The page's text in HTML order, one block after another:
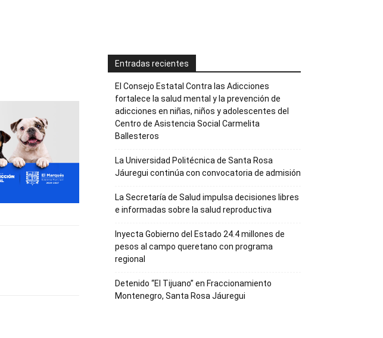
Entradas recientes
El Consejo Estatal Contra las Adicciones
fortalece la salud mental y la prevención de
adicciones en niñas, niños y adolescentes del
Centro de Asistencia Social Carmelita
Ballesteros
La Universidad Politécnica de Santa Rosa
Jáuregui continúa con convocatoria de admisión
La Secretaría de Salud impulsa decisiones libres
e informadas sobre la salud reproductiva
Inyecta Gobierno del Estado 24.4 millones de
pesos al campo queretano con programa
regional
Detenido “El Tijuano” en Fraccionamiento
Montenegro, Santa Rosa Jáuregui